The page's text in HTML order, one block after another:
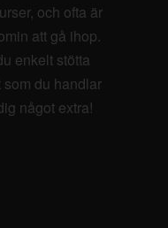
och ofta är
att gå ihop.
enkelt stötta
du handlar
något extra!